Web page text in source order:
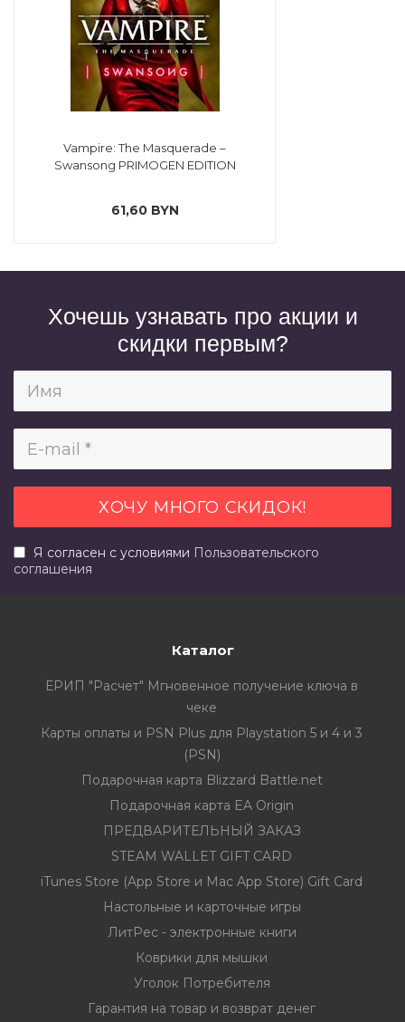
Vampire: The Masquerade –
Swansong PRIMOGEN EDITION
61,60 BYN
Хочешь узнавать про акции и
скидки первым?
Я согласен с условиями Пользовательского
соглашения
Каталог
ЕРИП "Расчет" Мгновенное получение ключа в
чеке
Карты оплаты и PSN Plus для Playstation 5 и 4 и 3
(PSN)
Подарочная карта Blizzard Battle.net
Подарочная карта EA Origin
ПРЕДВАРИТЕЛЬНЫЙ ЗАКАЗ
STEAM WALLET GIFT CARD
iTunes Store (App Store и Mac App Store) Gift Card
Настольные и карточные игры
ЛитРес - электронные книги
Коврики для мышки
Уголок Потребителя
Гарантия на товар и возврат денег